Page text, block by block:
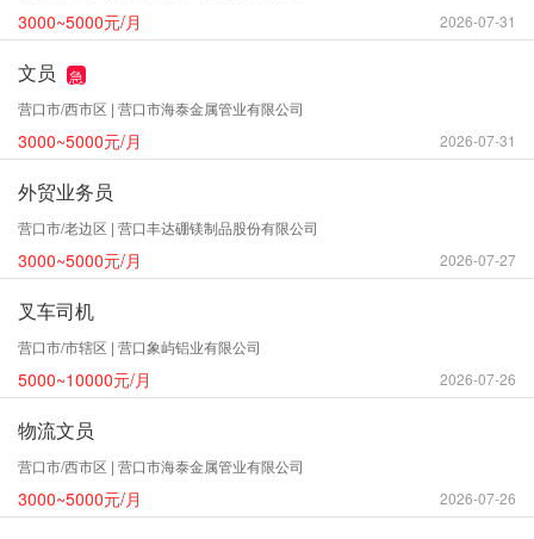
3000~5000元/月 2026-07-31
文员
急
营口市/西市区 | 营口市海泰金属管业有限公司
3000~5000元/月 2026-07-31
外贸业务员
营口市/老边区 | 营口丰达硼镁制品股份有限公司
3000~5000元/月 2026-07-27
叉车司机
营口市/市辖区 | 营口象屿铝业有限公司
5000~10000元/月 2026-07-26
物流文员
营口市/西市区 | 营口市海泰金属管业有限公司
3000~5000元/月 2026-07-26